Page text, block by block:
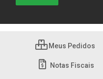
Meus Pedidos
Notas Fiscais